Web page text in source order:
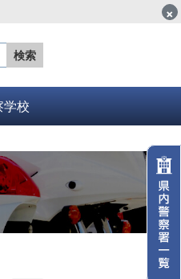
検索
×
学校